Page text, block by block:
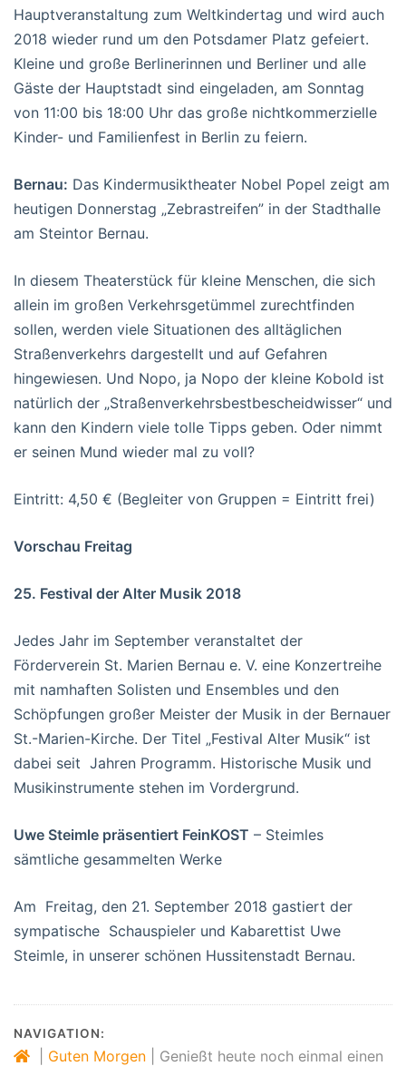
Hauptveranstaltung zum Weltkindertag und wird auch
2018 wieder rund um den Potsdamer Platz gefeiert.
Kleine und große Berlinerinnen und Berliner und alle
Gäste der Hauptstadt sind eingeladen, am Sonntag
von 11:00 bis 18:00 Uhr das große nichtkommerzielle
Kinder- und Familienfest in Berlin zu feiern.
Bernau: Das Kindermusiktheater Nobel Popel zeigt am
heutigen Donnerstag „Zebrastreifen” in der Stadthalle
am Steintor Bernau.
In diesem Theaterstück für kleine Menschen, die sich
allein im großen Verkehrsgetümmel zurechtfinden
sollen, werden viele Situationen des alltäglichen
Straßenverkehrs dargestellt und auf Gefahren
hingewiesen. Und Nopo, ja Nopo der kleine Kobold ist
natürlich der „Straßenverkehrsbestbescheidwisser“ und
kann den Kindern viele tolle Tipps geben. Oder nimmt
er seinen Mund wieder mal zu voll?
Eintritt: 4,50 € (Begleiter von Gruppen = Eintritt frei)
Vorschau Freitag
25. Festival der Alter Musik 2018
Jedes Jahr im September veranstaltet der
Förderverein St. Marien Bernau e. V. eine Konzertreihe
mit namhaften Solisten und Ensembles und den
Schöpfungen großer Meister der Musik in der Bernauer
St.-Marien-Kirche. Der Titel „Festival Alter Musik“ ist
dabei seit Jahren Programm. Historische Musik und
Musikinstrumente stehen im Vordergrund.
Uwe Steimle präsentiert FeinKOST – Steimles
sämtliche gesammelten Werke
Am Freitag, den 21. September 2018 gastiert der
sympatische Schauspieler und Kabarettist Uwe
Steimle, in unserer schönen Hussitenstadt Bernau.
NAVIGATION:
Guten Morgen
Genießt heute noch einmal einen